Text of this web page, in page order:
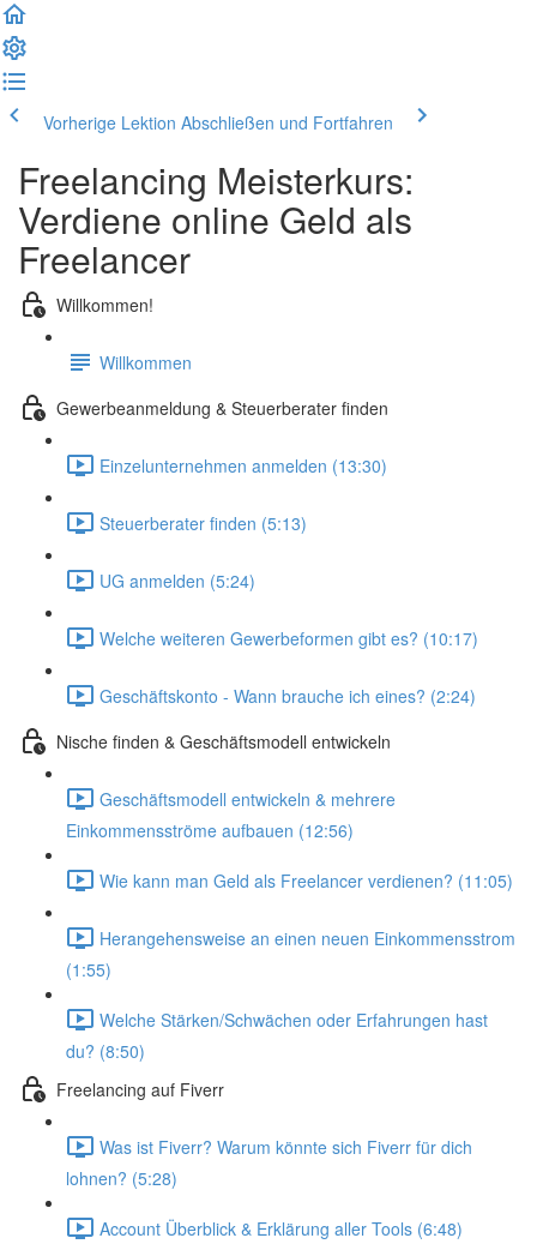
Vorherige Lektion Abschließen und Fortfahren
Freelancing Meisterkurs:
Verdiene online Geld als
Freelancer
Willkommen!
Willkommen
Gewerbeanmeldung & Steuerberater finden
Einzelunternehmen anmelden (13:30)
Steuerberater finden (5:13)
UG anmelden (5:24)
Welche weiteren Gewerbeformen gibt es? (10:17)
Geschäftskonto - Wann brauche ich eines? (2:24)
Nische finden & Geschäftsmodell entwickeln
Geschäftsmodell entwickeln & mehrere
Einkommensströme aufbauen (12:56)
Wie kann man Geld als Freelancer verdienen? (11:05)
Herangehensweise an einen neuen Einkommensstrom
(1:55)
Welche Stärken/Schwächen oder Erfahrungen hast
du? (8:50)
Freelancing auf Fiverr
Was ist Fiverr? Warum könnte sich Fiverr für dich
lohnen? (5:28)
Account Überblick & Erklärung aller Tools (6:48)